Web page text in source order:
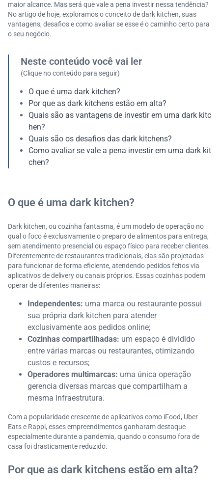
maior alcance. Mas será que vale a pena investir nessa tendência?
No artigo de hoje, exploramos o conceito de dark kitchen, suas
vantagens, desafios e como avaliar se esse é o caminho certo para
o seu negócio.
Neste conteúdo você vai ler
(Clique no conteúdo para seguir)
O que é uma dark kitchen?
Por que as dark kitchens estão em alta?
Quais são as vantagens de investir em uma dark kitc
hen?
Quais são os desafios das dark kitchens?
Como avaliar se vale a pena investir em uma dark kit
chen?
O que é uma dark kitchen?
Dark kitchen, ou cozinha fantasma, é um modelo de operação no
qual o foco é exclusivamente o preparo de alimentos para entrega,
sem atendimento presencial ou espaço físico para receber clientes.
Diferentemente de restaurantes tradicionais, elas são projetadas
para funcionar de forma eficiente, atendendo pedidos feitos via
aplicativos de delivery ou canais próprios. Essas cozinhas podem
operar de diferentes maneiras:
Independentes: uma marca ou restaurante possui
sua própria dark kitchen para atender
exclusivamente aos pedidos online;
Cozinhas compartilhadas: um espaço é dividido
entre várias marcas ou restaurantes, otimizando
custos e recursos;
Operadores multimarcas: uma única operação
gerencia diversas marcas que compartilham a
mesma infraestrutura.
Com a popularidade crescente de aplicativos como iFood, Uber
Eats e Rappi, esses empreendimentos ganharam destaque
especialmente durante a pandemia, quando o consumo fora de
casa foi drasticamente reduzido.
Por que as dark kitchens estão em alta?